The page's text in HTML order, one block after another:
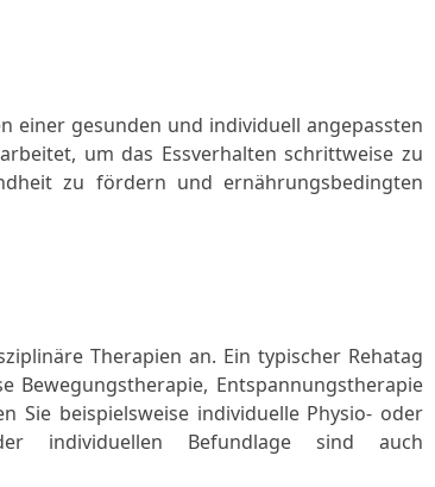
einer gesunden und individuell angepassten
um das Essverhalten schrittweise zu
zu fördern und ernährungsbedingten
Therapien an. Ein typischer Rehatag
Bewegungstherapie, Entspannungstherapie
Sie beispielsweise individuelle Physio- oder
individuellen Befundlage sind auch